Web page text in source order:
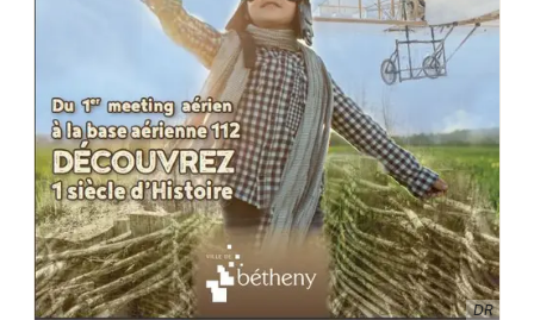
Musée en Champagne-Ardenne
Musée dans le Grand Est
Newsletter des sorties
Artistes en tournée DR